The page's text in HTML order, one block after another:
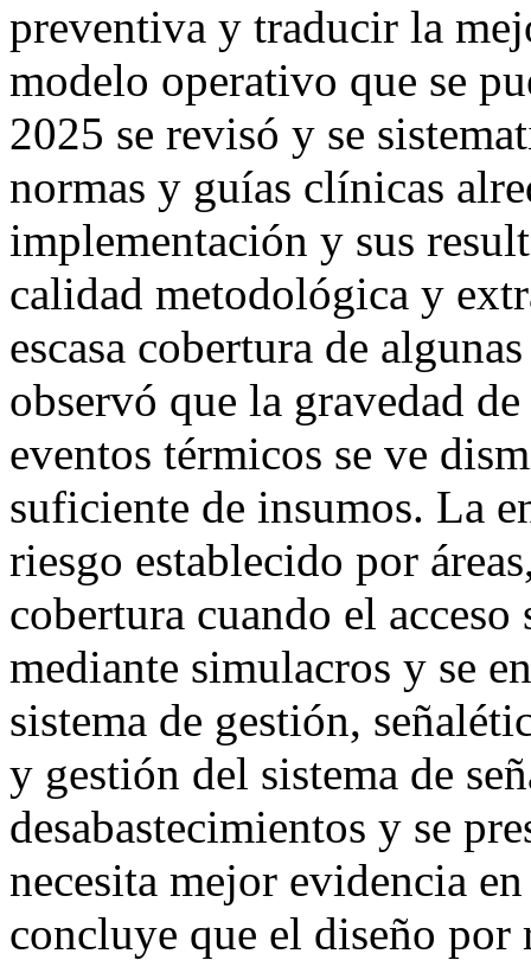
preventiva y traducir la
modelo operativo que se
2025 se revisó y se
normas y guías clínicas
implementación y sus
calidad metodológica y
escasa cobertura de
observó que la gravedad
eventos térmicos se ve
suficiente de insumos. La
riesgo establecido por
cobertura cuando el
mediante simulacros y se
sistema de gestión,
y gestión del sistema de
desabastecimientos y se
necesita mejor evidencia
concluye que el diseño por